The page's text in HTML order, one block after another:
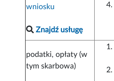
wniosku
Znajdź usługę
podatki, opłaty (w
tym skarbowa)